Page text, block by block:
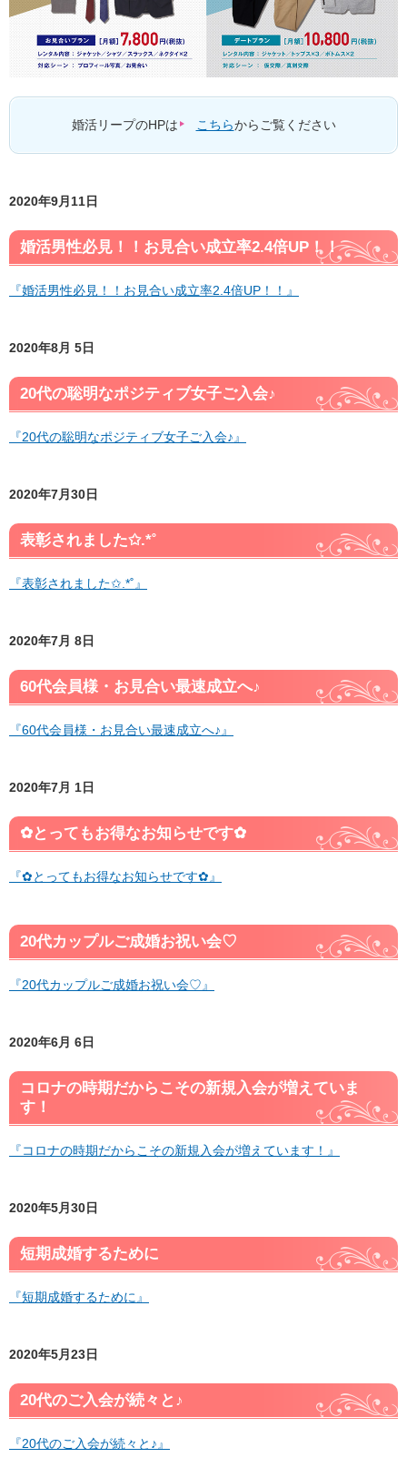
婚活リープのHPは こちらからご覧ください
2020年9月11日
婚活男性必見！！お見合い成立率2.4倍UP！！
『婚活男性必見！！お見合い成立率2.4倍UP！！』
2020年8月 5日
20代の聡明なポジティブ女子ご入会♪
『20代の聡明なポジティブ女子ご入会♪』
2020年7月30日
表彰されました✩.*˚
『表彰されました✩.*˚』
2020年7月 8日
60代会員様・お見合い最速成立へ♪
『60代会員様・お見合い最速成立へ♪』
2020年7月 1日
✿とってもお得なお知らせです✿
『✿とってもお得なお知らせです✿』
20代カップルご成婚お祝い会♡
『20代カップルご成婚お祝い会♡』
2020年6月 6日
コロナの時期だからこその新規入会が増えていま
す！
『コロナの時期だからこその新規入会が増えています！』
2020年5月30日
短期成婚するために
『短期成婚するために』
2020年5月23日
20代のご入会が続々と♪
『20代のご入会が続々と♪』